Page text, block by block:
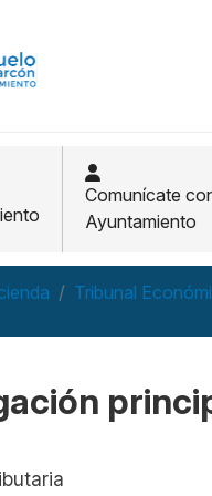
Comunícate
Ayuntamiento
Tribunal